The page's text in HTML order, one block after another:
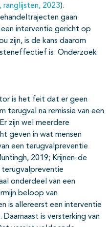
ranglijsten, 2023).
gaan
interventie gericht op
zijn, is de kans daarom
is. Onderzoek
is het feit dat er geen
terugval na remissie van een
zijn wel meerdere
geven in wat mensen
een terugvalpreventie
2019; Krijnen-de
terugvalpreventie
onderdeel van een
beloop van
is allereerst een interventie
is versterking van